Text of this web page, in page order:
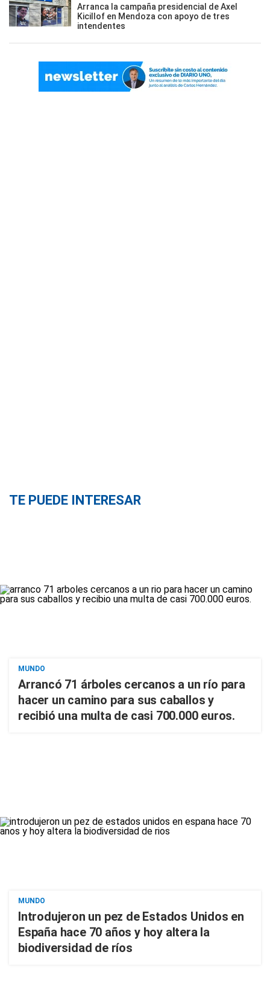
Arranca la campaña presidencial de Axel
Kicillof en Mendoza con apoyo de tres
intendentes
TE PUEDE INTERESAR
MUNDO
Arrancó 71 árboles cercanos a un río para
hacer un camino para sus caballos y
recibió una multa de casi 700.000 euros.
MUNDO
Introdujeron un pez de Estados Unidos en
España hace 70 años y hoy altera la
biodiversidad de ríos